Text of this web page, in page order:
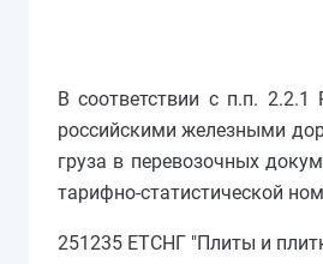
В соответствии с п.п.
российскими железными
груза в перевозочных
тарифно-статистической
251235 ЕТСНГ "Плиты и